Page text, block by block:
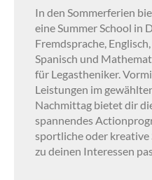
In den Sommerferien
eine Summer School in
Fremdsprache,
Spanisch und
für Legastheniker.
Leistungen im
Nachmittag bietet dir
spannendes
sportliche oder kreative
zu deinen Interessen